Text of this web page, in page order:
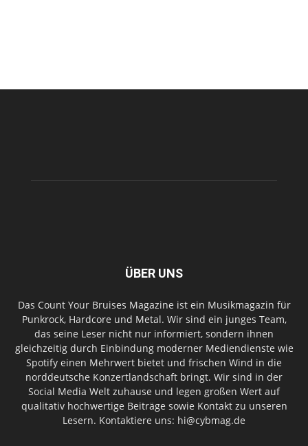
ÜBER UNS
Das Count Your Bruises Magazine ist ein Musikmagazin für
Punkrock, Hardcore und Metal. Wir sind ein junges Team,
das seine Leser nicht nur informiert, sondern ihnen
gleichzeitig durch Einbindung moderner Mediendienste wie
Spotify einen Mehrwert bietet und frischen Wind in die
norddeutsche Konzertlandschaft bringt. Wir sind in der
Social Media Welt zuhause und legen großen Wert auf
qualitativ hochwertige Beiträge sowie Kontakt zu unseren
Lesern. Kontaktiere uns: hi@cybmag.de